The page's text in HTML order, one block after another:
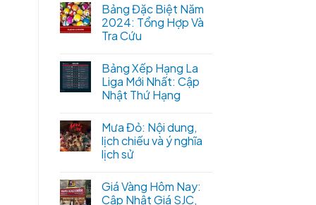
Bảng Đặc Biệt Năm
2024: Tổng Hợp Và
Tra Cứu
Bảng Xếp Hạng La
Liga Mới Nhất: Cập
Nhật Thứ Hạng
Mưa Đỏ: Nội dung,
lịch chiếu và ý nghĩa
lịch sử
Giá Vàng Hôm Nay:
Cập Nhật Giá SJC,